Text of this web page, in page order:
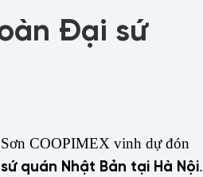
Đại sứ
COOPIMEX vinh dự đón
quán Nhật Bản tại Hà Nội.